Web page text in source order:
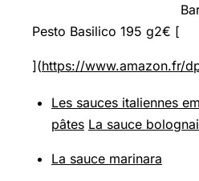
Pesto Basilico 195 g2€ [
](https://www.amazon.fr/
Les sauces italiennes
pâtes La sauce
La sauce marinara